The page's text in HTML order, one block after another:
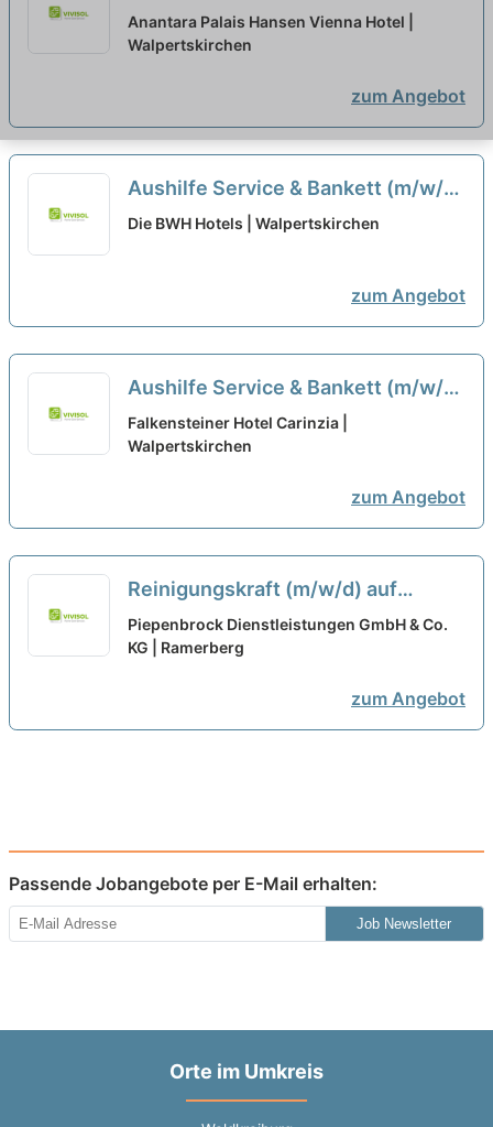
Minijob in Walpertskirchen bei
Landhotel Hallnberg
Anantara Palais Hansen Vienna Hotel |
Walpertskirchen
zum Angebot
Aushilfe Service & Bankett (m/w/d)
Minijob in Walpertskirchen bei
Die BWH Hotels | Walpertskirchen
zum Angebot
Aushilfe Service & Bankett (m/w/d)
Minijob in Walpertskirchen bei
Landhotel Hallnberg
Falkensteiner Hotel Carinzia |
Walpertskirchen
zum Angebot
Reinigungskraft (m/w/d) auf
Minijobbasis/Teilzeit in Rosenheim
- ID 24878
Piepenbrock Dienstleistungen GmbH & Co.
KG | Ramerberg
zum Angebot
Passende Jobangebote per E-Mail erhalten:
Job Newsletter
Orte im Umkreis